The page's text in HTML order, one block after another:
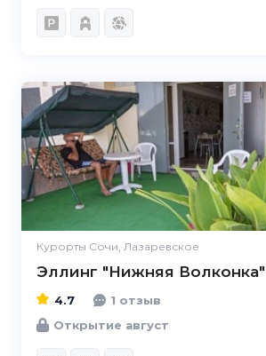
Курорты Сочи, Лазаревское
Эллинг "Нижняя Волконка"
4.7
1 отзыв
Открытие август